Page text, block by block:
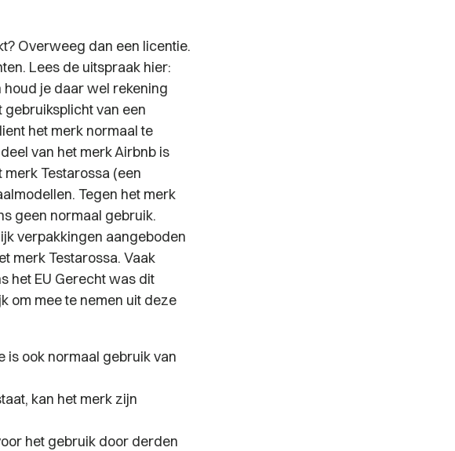
Overweeg dan een licentie.
Lees de uitspraak hier:
je daar wel rekening
gebruiksplicht van een
het merk normaalte
van het merk Airbnb is
Testarossa (een
Tegen het merk
geen normaal gebruik.
verpakkingen aangeboden
merk Testarossa. Vaak
het EU Gerecht was dit
om mee te nemen uit deze
is ook normaal gebruik van
kan het merk zijn
het gebruik door derden